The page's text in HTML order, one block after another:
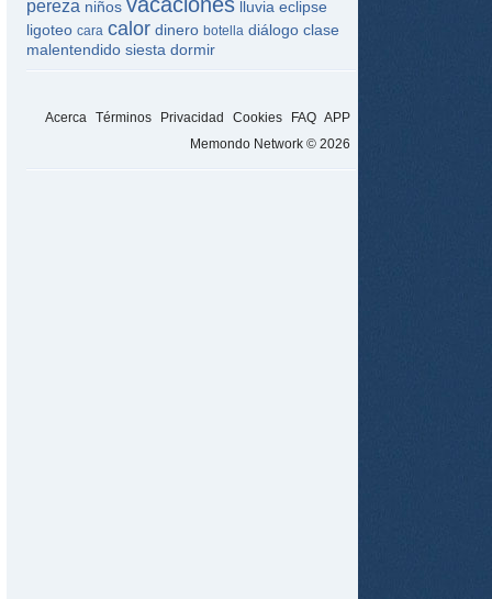
pereza niños lluvia eclipse
ligoteo cara calor dinero botella diálogo clase
malentendido siesta dormir
Acerca Términos Privacidad Cookies FAQ APP
Memondo Network © 2026